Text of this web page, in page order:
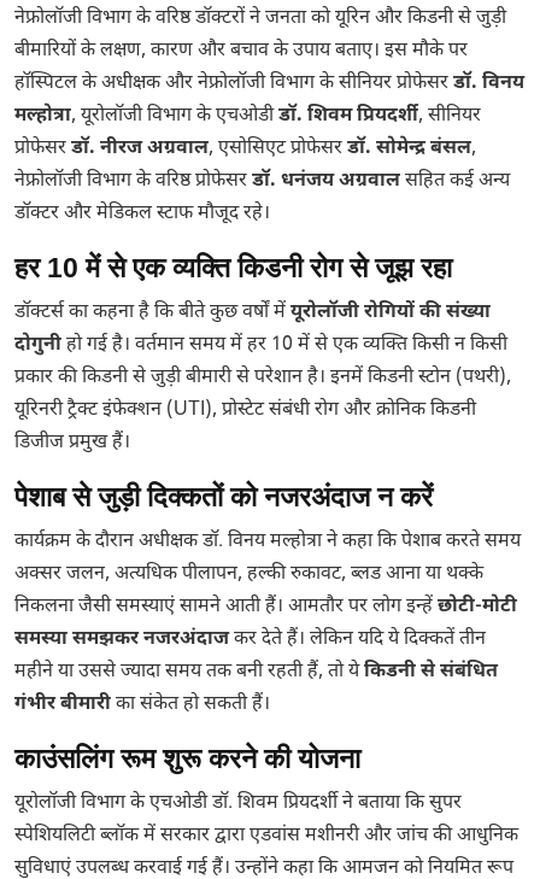
नेफ्रोलॉजी विभाग के वरिष्ठ डॉक्टरों ने जनता को यूरिन और किडनी से जुड़ी
बीमारियों के लक्षण, कारण और बचाव के उपाय बताए। इस मौके पर
हॉस्पिटल के अधीक्षक और नेफ्रोलॉजी विभाग के सीनियर प्रोफेसरडॉ. विनय
मल्होत्रा, यूरोलॉजी विभाग के एचओडीडॉ. शिवम प्रियदर्शी, सीनियर
प्रोफेसरडॉ. नीरज अग्रवाल, एसोसिएट प्रोफेसरडॉ. सोमेन्द्र बंसल,
नेफ्रोलॉजी विभाग के वरिष्ठ प्रोफेसरडॉ. धनंजय अग्रवालसहित कई अन्य
डॉक्टर और मेडिकल स्टाफ मौजूद रहे।
हर 10 में से एक व्यक्ति किडनी रोग से जूझ रहा
डॉक्टर्स का कहना है कि बीते कुछ वर्षों मेंयूरोलॉजी रोगियों की संख्या
दोगुनीहो गई है। वर्तमान समय में हर 10 में से एक व्यक्ति किसी न किसी
प्रकार की किडनी से जुड़ी बीमारी से परेशान है। इनमें किडनी स्टोन (पथरी),
यूरिनरी ट्रैक्ट इंफेक्शन (UTI), प्रोस्टेट संबंधी रोग और क्रोनिक किडनी
डिजीज प्रमुख हैं।
पेशाब से जुड़ी दिक्कतों को नजरअंदाज न करें
कार्यक्रम के दौरान अधीक्षक डॉ. विनय मल्होत्रा ने कहा कि पेशाब करते समय
अक्सर जलन, अत्यधिक पीलापन, हल्की रुकावट, ब्लड आना या थक्के
निकलना जैसी समस्याएं सामने आती हैं। आमतौर पर लोग इन्हेंछोटी-मोटी
समस्या समझकर नजरअंदाजकर देते हैं। लेकिन यदि ये दिक्कतें तीन
महीने या उससे ज्यादा समय तक बनी रहती हैं, तो येकिडनी से संबंधित
गंभीर बीमारीका संकेत हो सकती हैं।
काउंसलिंग रूम शुरू करने की योजना
यूरोलॉजी विभाग के एचओडी डॉ. शिवम प्रियदर्शी ने बताया कि सुपर
स्पेशियलिटी ब्लॉक में सरकार द्वारा एडवांस मशीनरी और जांच की आधुनिक
सुविधाएं उपलब्ध करवाई गई हैं। उन्होंने कहा कि आमजन को नियमित रूप